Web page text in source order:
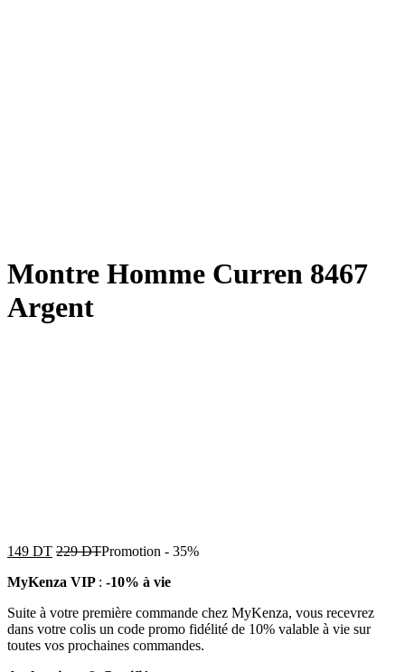
Montre Homme Curren 8467
Argent
149 DT 229DTPromotion - 35%
MyKenza VIP : -10% à vie
Suite à votre première commande chez MyKenza, vous recevrez
dans votre colis un code promo fidélité de 10% valable à vie sur
toutes vos prochaines commandes.